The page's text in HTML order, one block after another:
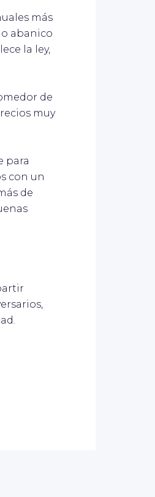
más
abanico
la ley,
de
muy
para
con un
de